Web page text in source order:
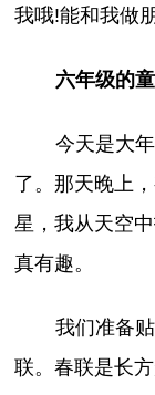
我哦!能和我做
六年级的
今天是大
了。那天晚上
星，我从天空
真有趣。
我们准备
联。春联是长